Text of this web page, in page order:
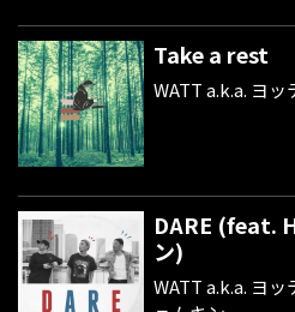
Take a rest
WATT a.k.a. ヨ
DARE (feat.
ン)
WATT a.k.a. ヨ